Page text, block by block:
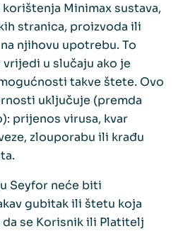
Minimax sustava,
stranica, proizvoda ili
njihovu upotrebu. To
u slučaju ako je
takve štete. Ovo
uključuje (premda
prijenos virusa, kvar
zlouporabu ili krađu
Seyfor neće biti
gubitak ili štetu koja
se Korisnik ili Platitelj